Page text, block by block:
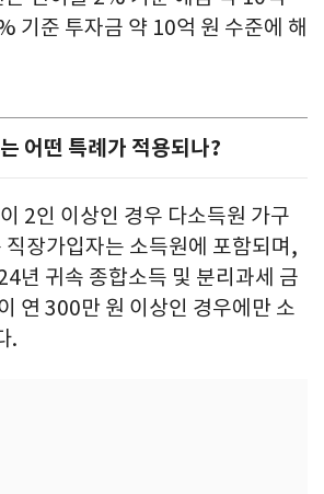
기준 투자금 약 10억 원 수준에 해
어떤 특례가 적용되나?
2인 이상인 경우 다소득원 가구
직장가입자는 소득원에 포함되며,
년 귀속 종합소득 및 분리과세 금
연 300만 원 이상인 경우에만 소
.